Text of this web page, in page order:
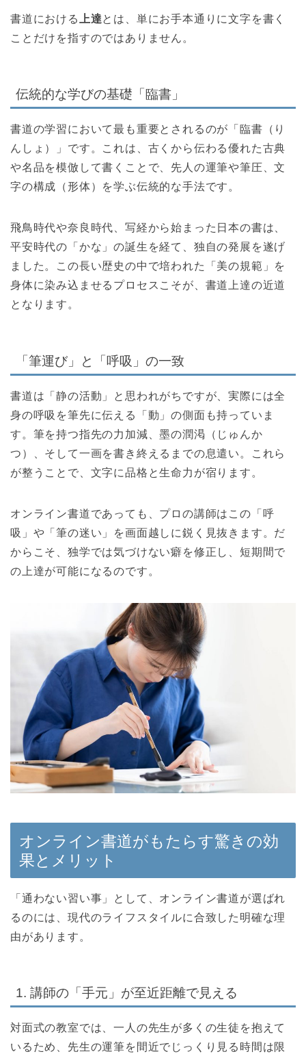
書道における 上達とは、単にお手本通りに文字を書く
ことだけを指すのではありません。
伝統的な学びの基礎「臨書」
書道の学習において最も重要とされるのが「臨書（り
んしょ）」です。これは、古くから伝わる優れた古典
や名品を模倣して書くことで、先人の運筆や筆圧、文
字の構成（形体）を学ぶ伝統的な手法です。
飛鳥時代や奈良時代、写経から始まった日本の書は、
平安時代の「かな」の誕生を経て、独自の発展を遂げ
ました。この長い歴史の中で培われた「美の規範」を
身体に染み込ませるプロセスこそが、書道上達の近道
となります。
「筆運び」と「呼吸」の一致
書道は「静の活動」と思われがちですが、実際には全
身の呼吸を筆先に伝える「動」の側面も持っていま
す。筆を持つ指先の力加減、墨の潤渇（じゅんか
つ）、そして一画を書き終えるまでの息遣い。これら
が整うことで、文字に品格と生命力が宿ります。
オンライン書道であっても、プロの講師はこの「呼
吸」や「筆の迷い」を画面越しに鋭く見抜きます。だ
からこそ、独学では気づけない癖を修正し、短期間で
の上達が可能になるのです。
オンライン書道がもたらす驚きの効
果とメリット
「通わない習い事」として、オンライン書道が選ばれ
るのには、現代のライフスタイルに合致した明確な理
由があります。
1. 講師の「手元」が至近距離で見える
対面式の教室では、一人の先生が多くの生徒を抱えて
いるため、先生の運筆を間近でじっくり見る時間は限